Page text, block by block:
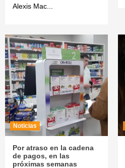
Alexis Mac...
Noticias
Por atraso en la cadena
de pagos, en las
próximas semanas